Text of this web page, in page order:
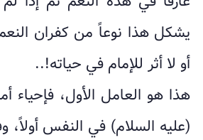
يشكل هذا نوعاً من كفران
أو لا أثر للإمام في حياته!..
هذا هو العامل الأول، فإحياء
(عليه السلام) في النفس أولاً،